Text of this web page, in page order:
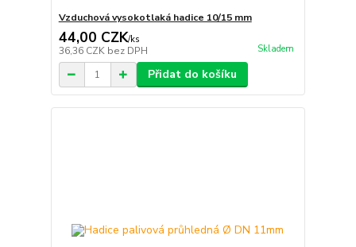
Vzduchová vysokotlaká hadice 10/15 mm
44,00 CZK/ks
36,36 CZK bez DPH Skladem
Přidat do košíku